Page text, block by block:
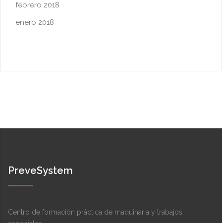
febrero 2018
enero 2018
PreveSystem
Centro de formación práctica de maquinaria y trabajos